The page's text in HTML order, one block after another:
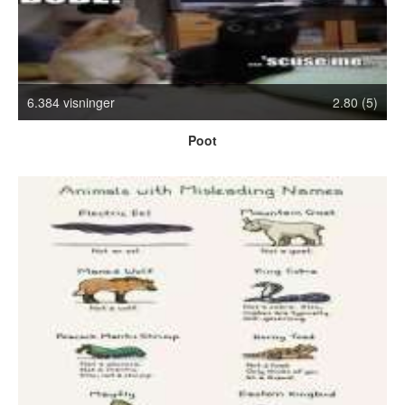
Crazy Stuff
Dyr
Facebook mm.
Illusioner
Kodak Moments
Nasty Shit!
Owned & Fail!
Rage Face
SMS & Autocorrect
Tattoos
Tegninger
Flest visninger
Mest delte
Mest omtalte
6.384 visninger 2.80 (5)
Poot